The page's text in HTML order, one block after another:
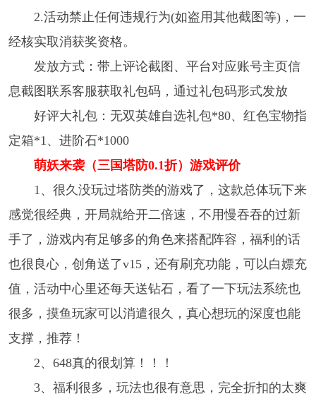
2.活动禁止任何违规行为(如盗用其他截图等)，一
经核实取消获奖资格。
发放方式：带上评论截图、平台对应账号主页信
息截图联系客服获取礼包码，通过礼包码形式发放
好评大礼包：无双英雄自选礼包*80、红色宝物指
定箱*1、进阶石*1000
萌妖来袭（三国塔防0.1折）游戏评价
1、很久没玩过塔防类的游戏了，这款总体玩下来
感觉很经典，开局就给开二倍速，不用慢吞吞的过新
手了，游戏内有足够多的角色来搭配阵容，福利的话
也很良心，创角送了v15，还有刷充功能，可以白嫖充
值，活动中心里还每天送钻石，看了一下玩法系统也
很多，摸鱼玩家可以消遣很久，真心想玩的深度也能
支撑，推荐！
2、648真的很划算！！！
3、福利很多，玩法也很有意思，完全折扣的太爽